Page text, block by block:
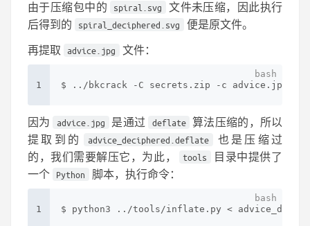
由于压缩包中的 spiral.svg
文件未压缩，因此执行
后得到的
spiral_deciphered.svg 便是原文件。
再提取 advice.jpg 文件：
1 $ ../bkcrack -C secrets.zip -c advice.jpg -k
因为 advice.jpg 是通过 deflate 算法压缩的，所以
提取到的
advice_deciphered.deflate
也是压缩过
的，我们需要解压它，为此，
tools
目录中提供了
一个 Python 脚本，执行命令：
1 $ python3 ../tools/inflate.py <